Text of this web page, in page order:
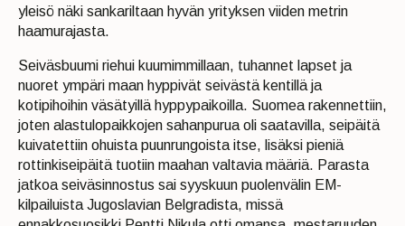
yleisö näki sankariltaan hyvän yrityksen viiden metrin
haamurajasta.
Seiväsbuumi riehui kuumimmillaan, tuhannet lapset ja
nuoret ympäri maan hyppivät seivästä kentillä ja
kotipihoihin väsätyillä hyppypaikoilla. Suomea rakennettiin,
joten alastulopaikkojen sahanpurua oli saatavilla, seipäitä
kuivatettiin ohuista puunrungoista itse, lisäksi pieniä
rottinkiseipäitä tuotiin maahan valtavia määriä. Parasta
jatkoa seiväsinnostus sai syyskuun puolenvälin EM-
kilpailuista Jugoslavian Belgradista, missä